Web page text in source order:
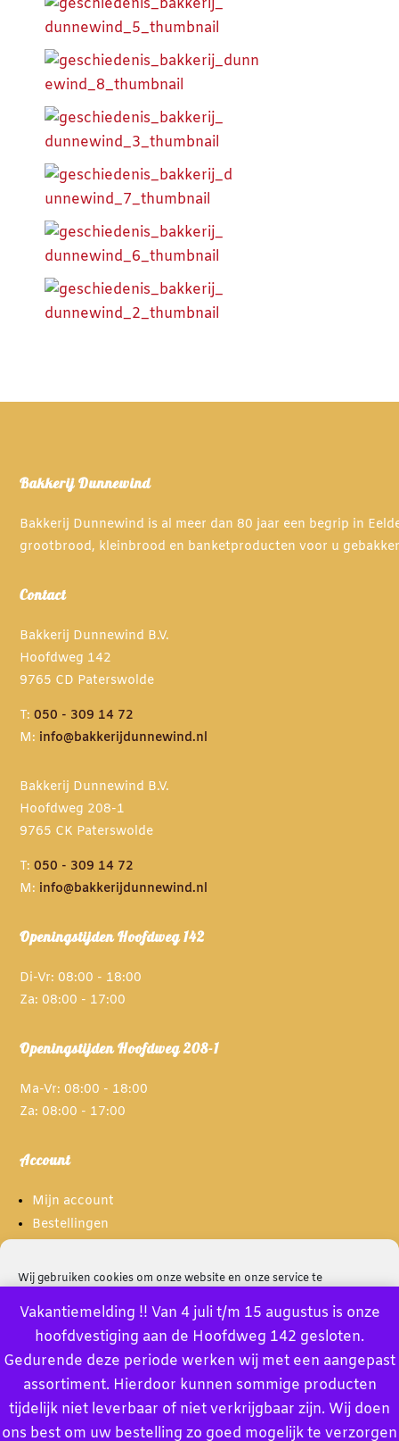
Wij gebruiken cookies om onze website en onze service te
Accept
Deny
Bekijk voorkeuren
Vakantiemelding !! Van 4 juli t/m 15 augustus is onze
hoofdvestiging aan de Hoofdweg 142 gesloten.
Gedurende deze periode werken wij met een aangepast
assortiment. Hierdoor kunnen sommige producten
tijdelijk niet leverbaar of niet verkrijgbaar zijn. Wij doen
ons best om uw bestelling zo goed mogelijk te verzorgen
Bakkerij Dunnewind
Bakkerij Dunnewind is al meer dan 80 jaar een begrip in
grootbrood, kleinbrood en banketproducten voor u
Contact
Bakkerij Dunnewind B.V.
Hoofdweg 142
9765 CD Paterswolde
T:050 - 309 14 72
M: info@bakkerijdunnewind.nl
Bakkerij Dunnewind B.V.
Hoofdweg 208-1
9765 CK Paterswolde
T:050 - 309 14 72
M: info@bakkerijdunnewind.nl
Openingstijden Hoofdweg 142
Di-Vr: 08:00 - 18:00
Za: 08:00 - 17:00
Openingstijden Hoofdweg 208-1
Ma-Vr: 08:00 - 18:00
Za: 08:00 - 17:00
Account
Mijn account
Bestellingen
Informatie
Over ons
Privacybeleid